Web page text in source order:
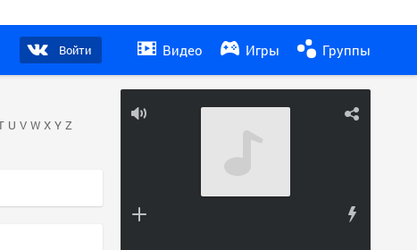
Войти Видео Игры Группы
U V W X Y Z